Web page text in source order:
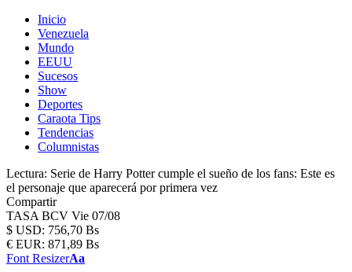
Inicio
Venezuela
Mundo
EEUU
Sucesos
Show
Deportes
Caraota Tips
Tendencias
Columnistas
Lectura: Serie de Harry Potter cumple el sueño de los fans: Este es
el personaje que aparecerá por primera vez
Compartir
TASA BCV Vie 07/08
$ USD: 756,70 Bs
€ EUR: 871,89 Bs
Font ResizerAa